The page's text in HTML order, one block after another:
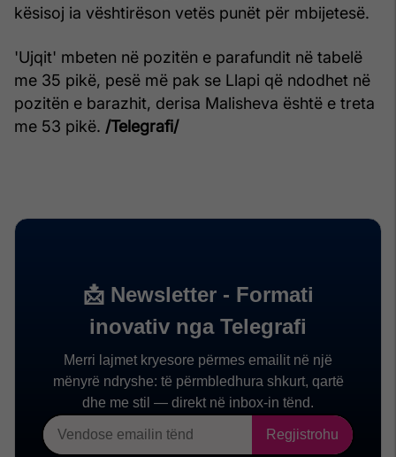
kësisoj ia vështirëson vetës punët për mbijetesë.
'Ujqit' mbeten në pozitën e parafundit në tabelë
me 35 pikë, pesë më pak se Llapi që ndodhet në
pozitën e barazhit, derisa Malisheva është e treta
me 53 pikë. /Telegrafi/